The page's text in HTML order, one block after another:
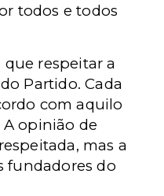
todos e todos
respeitar a
Partido. Cada
com aquilo
opinião de
mas a
fundadores do